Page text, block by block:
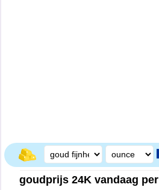
goudprijs 24K vandaag